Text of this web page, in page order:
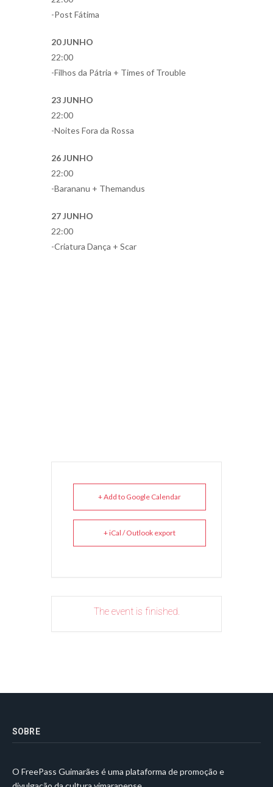
-Post Fátima
20 JUNHO
22:00
-Filhos da Pátria + Times of Trouble
23 JUNHO
22:00
-Noites Fora da Rossa
26 JUNHO
22:00
-Barananu + Themandus
27 JUNHO
22:00
-Criatura Dança + Scar
+ Add to Google Calendar
+ iCal / Outlook export
The event is finished.
SOBRE
O FreePass Guimarães é uma plataforma de promoção e